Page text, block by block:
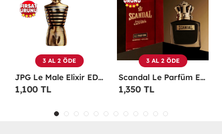
JPG Le Male Elixir EDP 125 ML TESTER Erkek Parfüm -
3 AL 2 ÖDE
Scandal Le Parfüm EDP 100 ML Erkek Parfüm -
1,350 TL
3 AL 2 ÖDE
1,100 TL